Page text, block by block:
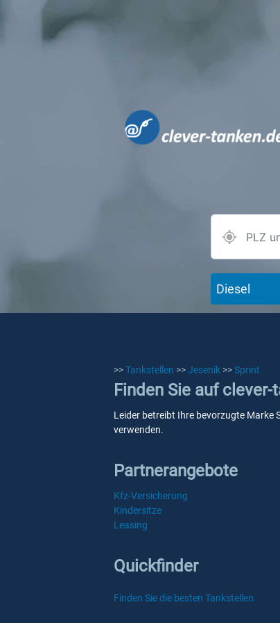
Diesel
>>Tankstellen >>Jeseník >>Sprint
Finden Sie auf
Leider betreibt Ihre bevorzugte Marke
verwenden.
Partnerangebote
Kfz-Versicherung
Kindersitze
Leasing
Quickfinder
Finden Sie die besten Tankstellen